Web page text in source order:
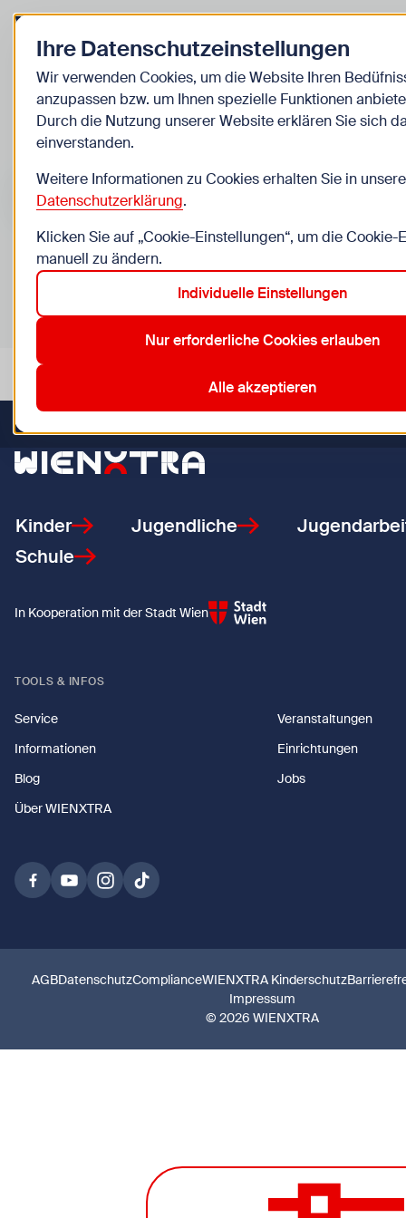
Zurück zur Startseite
Kinder
Veranstaltungen
Suche im Bereich “Kinder”
Suchen
Veranstaltungen in Wien im Bereich “Kinder”
Aktive Filter:
10. Favoriten 12. Meidling 13. Hietzing 18. Währing
Zurück zur Startseite
Kinder Jugendliche
Schule
In Kooperation mit der Stadt Wien
TOOLS & INFOS
Service
Veranstaltungen
Informationen
Einrichtungen
Blog
Jobs
Über WIENXTRA
© 2026 WIENXTRA
AGBDatenschutzComplianceWIENXTRA Kinderschutz
Impressum
Ihre Datenschutzeinstellungen
Wir verwenden Cookies, um die Website Ihren
anzupassen bzw. um Ihnen spezielle Funktionen
Durch die Nutzung unserer Website erklären Sie sich
einverstanden.
Weitere Informationen zu Cookies erhalten Sie in
Datenschutzerklärung.
Klicken Sie auf „Cookie-Einstellungen“, um die Cookie-
manuell zu ändern.
Individuelle Einstellungen
Nur erforderliche Cookies erlauben
Alle akzeptieren